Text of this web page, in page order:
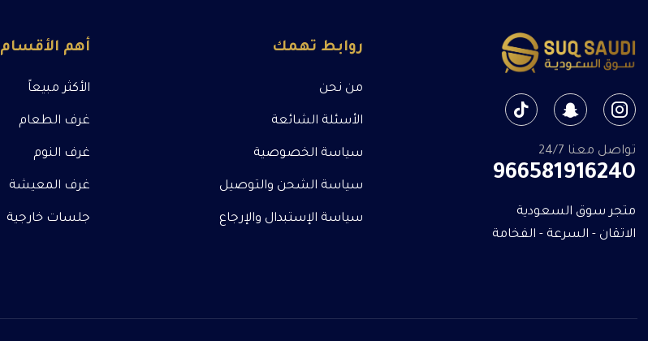
تواصل معنا 24/7
966581916240
متجر سوق السعودية
الاتقان - السرعة - الفخامة
روابط تهمك
من نحن
الأسئلة الشائعة
سياسة الخصوصية
سياسة الشحن والتوصيل
سياسة الإستبدال والإرجاع
أهم الأقسام
الأكثر مبيعاً
غرف الطعام
غرف النوم
غرف المعيشة
جلسات خارجية